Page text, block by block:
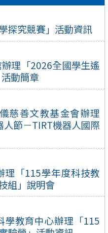
探究競賽」活動資訊
理「2026全國學生遙
動簡章
慈善文教基金會辦理
人節－TIRT機器人國際
理「115學年度科技教
組」說明會
學教育中心辦理「115